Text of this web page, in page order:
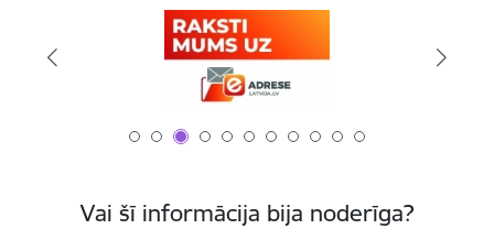
Vai šī informācija bija noderīga?